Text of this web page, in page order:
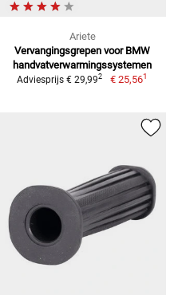
Ariete
Vervangingsgrepen voor BMW
handvatverwarmingssystemen
Adviesprijs € 29,992 € 25,561